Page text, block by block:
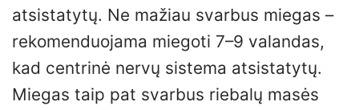
atsistatytų. Ne mažiau svarbus miegas –
rekomenduojama miegoti 7–9 valandas,
kad centrinė nervų sistema atsistatytų.
Miegas taip pat svarbus riebalų masės